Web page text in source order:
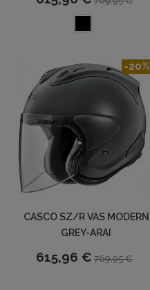
CASCO SZ/R VAS MODERN
GREY-ARAI
615,96 € 769,95 €
-20%